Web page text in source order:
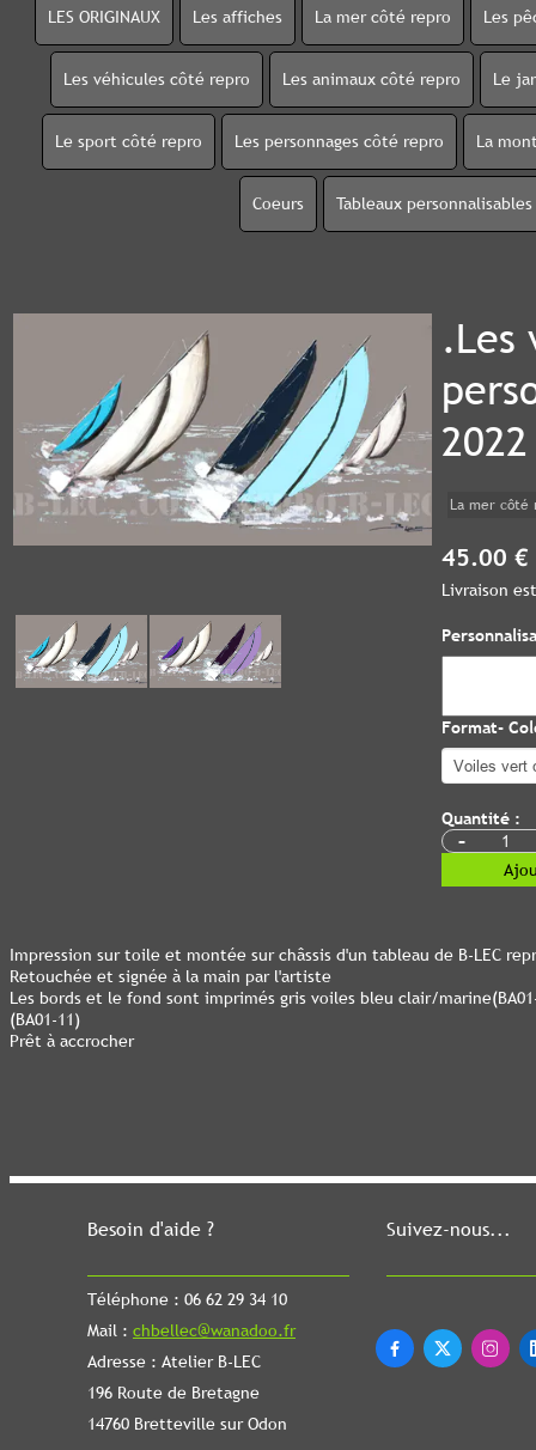
Besoin d'aide ?
Téléphone : 06 62 29 34 10
Mail : chbellec@wanadoo.fr
Adresse : Atelier B-LEC
196 Route de Bretagne
14760 Bretteville sur Odon
Suivez-nous...
  
LES ORIGINAUX Les affiches La mer côté repro Les
Les véhicules côté repro Les animaux côté repro Le
Le sport côté repro Les personnages côté repro La
Coeurs Tableaux personnalisables
.Les
2022
La mer côté
45.00 €
Livraison
Format-
Quantité :
-
Impression sur toile et montée sur châssis d'un tableau de B-LEC
Retouchée et signée à la main par l'artiste
Les bords et le fond sont imprimés gris voiles bleu clair/
(BA01-11)
Prêt à accrocher